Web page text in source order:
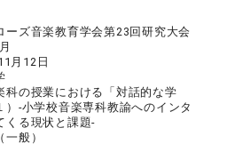
ーズ音楽教育学会第23回研究大会
月12日
科の授業における「対話的な学
‐小学校音楽専科教諭へのインタ
くる現状と課題‐
般）